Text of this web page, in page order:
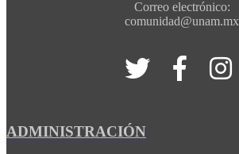
Correo electrónico:
comunidad@unam.mx
ADMINISTRACIÓN